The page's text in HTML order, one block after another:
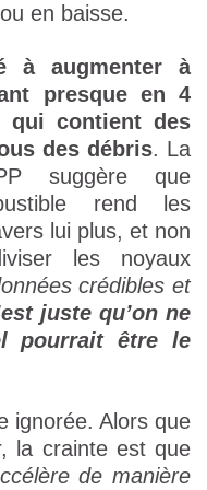
en baisse.
à augmenter à
presque en 4
qui contient des
des débris. La
suggère que
rend les
lui plus, et non
les noyaux
crédibles et
juste qu’on ne
pourrait être le
ignorée. Alors que
la crainte est que
de manière